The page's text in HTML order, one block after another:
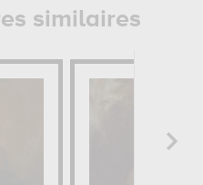
similaires